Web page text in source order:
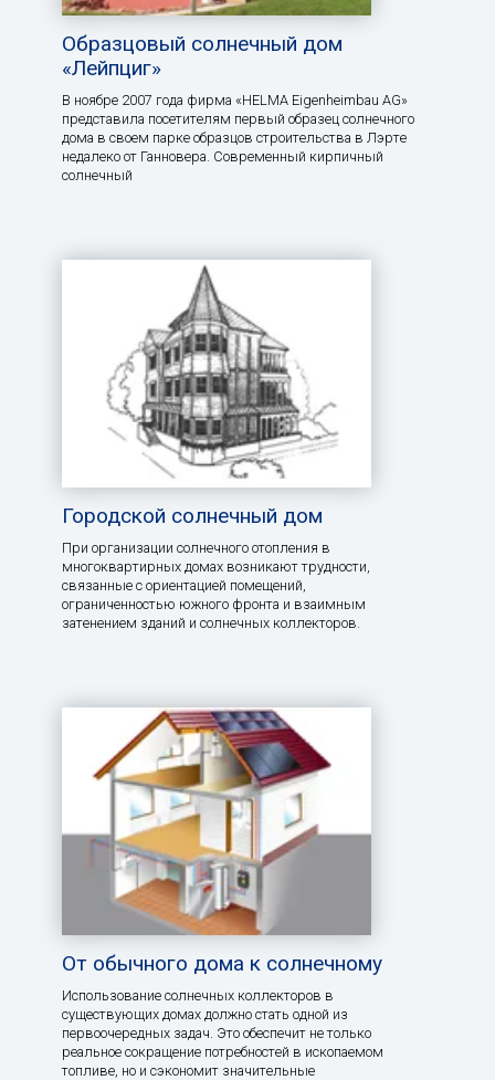
Образцовый солнечный дом
«Лейпциг»
В ноябре 2007 года фирма «HELMA Eigenheimbau AG»
представила посетителям первый образец солнечного
дома в своем парке образцов строительства в Лэрте
недалеко от Ганновера. Современный кирпичный
солнечный
Городской солнечный дом
При организации солнечного отопления в
многоквартирных домах возникают трудности,
связанные с ориентацией помещений,
ограниченностью южного фронта и взаимным
затенением зданий и солнечных коллекторов.
От обычного дома к солнечному
Использование солнечных коллекторов в
существующих домах должно стать одной из
первоочередных задач. Это обеспечит не только
реальное сокращение потребностей в ископаемом
топливе, но и сэкономит значительные